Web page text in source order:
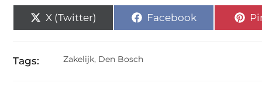
X (Twitter) Facebook
Tags: Zakelijk, Den Bosch